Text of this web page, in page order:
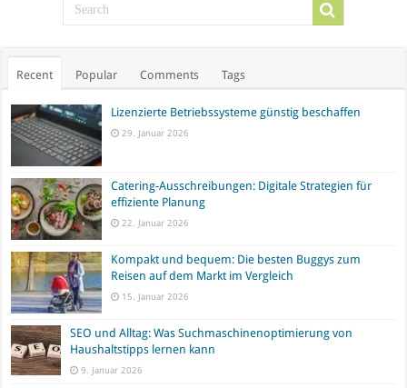
Recent Popular Comments Tags
Lizenzierte Betriebssysteme günstig beschaffen
29. Januar 2026
Catering-Ausschreibungen: Digitale Strategien für
effiziente Planung
22. Januar 2026
Kompakt und bequem: Die besten Buggys zum
Reisen auf dem Markt im Vergleich
15. Januar 2026
SEO und Alltag: Was Suchmaschinenoptimierung von
Haushaltstipps lernen kann
9. Januar 2026